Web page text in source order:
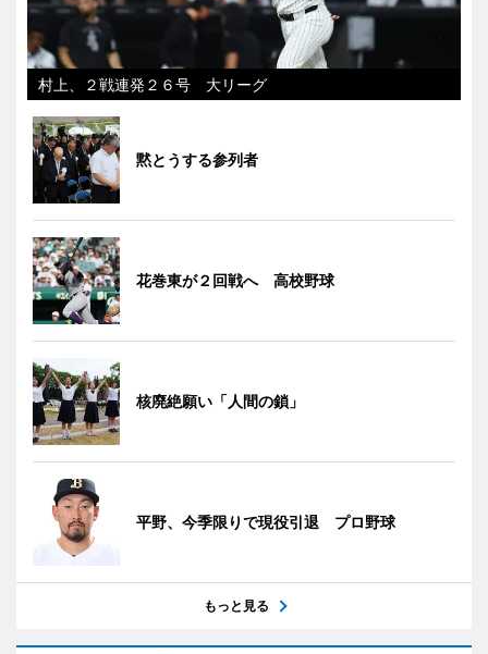
村上、２戦連発２６号 大リーグ
黙とうする参列者
花巻東が２回戦へ 高校野球
核廃絶願い「人間の鎖」
平野、今季限りで現役引退 プロ野球
もっと見る